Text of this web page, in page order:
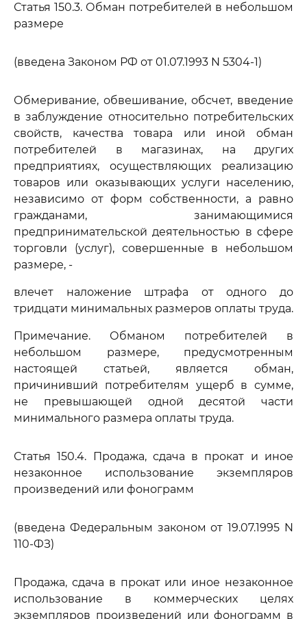
Статья 150.3. Обман потребителей в небольшом
размере
(введена Законом РФ от 01.07.1993 N 5304-1)
Обмеривание, обвешивание, обсчет, введение
в заблуждение относительно потребительских
свойств, качества товара или иной обман
потребителей в магазинах, на других
предприятиях, осуществляющих реализацию
товаров или оказывающих услуги населению,
независимо от форм собственности, а равно
гражданами, занимающимися
предпринимательской деятельностью в сфере
торговли (услуг), совершенные в небольшом
размере, -
влечет наложение штрафа от одного до
тридцати минимальных размеров оплаты труда.
Примечание. Обманом потребителей в
небольшом размере, предусмотренным
настоящей статьей, является обман,
причинивший потребителям ущерб в сумме,
не превышающей одной десятой части
минимального размера оплаты труда.
Статья 150.4. Продажа, сдача в прокат и иное
незаконное использование экземпляров
произведений или фонограмм
(введена Федеральным законом от 19.07.1995 N
110-ФЗ)
Продажа, сдача в прокат или иное незаконное
использование в коммерческих целях
экземпляров произведений или фонограмм в